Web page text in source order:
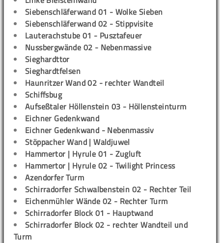
Siebenschläferwand 01 - Wolke Sieben
Siebenschläferwand 02 - Stippvisite
Lauterachstube 01 - Pusztafeuer
Nussbergwände 02 - Nebenmassive
Sieghardttor
Sieghardtfelsen
Haunritzer Wand 02 - rechter Wandteil
Schiffsbug
Aufseßtaler Höllenstein 03 - Höllensteinturm
Eichner Gedenkwand
Eichner Gedenkwand - Nebenmassiv
Stöppacher Wand | Waldjuwel
Hammertor | Hyrule 01 - Zugluft
Hammertor | Hyrule 02 - Twilight Princess
Azendorfer Turm
Schirradorfer Schwalbenstein 02 - Rechter Teil
Eichenmühler Wände 02 - Rechter Turm
Schirradorfer Block 01 - Hauptwand
Schirradorfer Block 02 - rechter Wandteil und
Turm